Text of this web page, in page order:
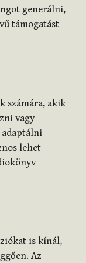
generálni,
támogatást
számára, akik
vagy
adaptálni
lehet
is kínál,
Az